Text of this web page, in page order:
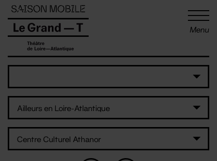
Menu
Panneau de gestion des cookies